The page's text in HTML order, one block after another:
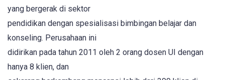
yang bergerak di sektor
pendidikan dengan spesialisasi bimbingan belajar dan
konseling. Perusahaan ini
didirikan pada tahun 2011 oleh 2 orang dosen UI dengan
hanya 8 klien, dan